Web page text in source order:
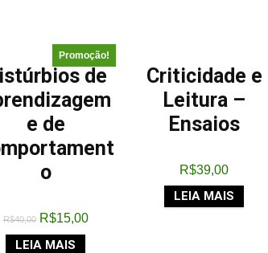
Promoção!
de
e de
o
R$40,00 R$15,00
LEIA MAIS
Criticidade e
Leitura –
Ensaios
R$39,00
LEIA MAIS